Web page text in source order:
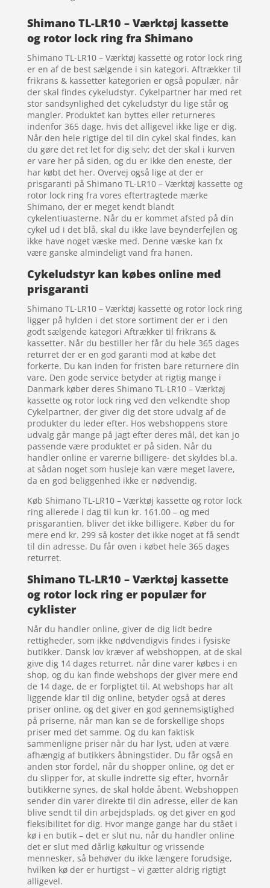
Shimano TL-LR10 – Værktøj kassette
og rotor lock ring fra Shimano
Shimano TL-LR10 – Værktøj kassette og rotor lock ring
er en af de best sælgende i sin kategori. Aftrækker til
frikrans & kassetter kategorien er også populær, når
der skal findes cykeludstyr. Cykelpartner har med ret
stor sandsynlighed det cykeludstyr du lige står og
mangler. Produktet kan byttes eller returneres
indenfor 365 dage, hvis det alligevel ikke lige er dig.
Når den hele rigtige del til din cykel skal findes, kan
du gøre det ret let for dig selv; det der skal i kurven
er vare her på siden, og du er ikke den eneste, der
har købt det her. Overvej også lige at der er
prisgaranti på Shimano TL-LR10 – Værktøj kassette og
rotor lock ring fra vores eftertragtede mærke
Shimano, der er meget kendt blandt
cykelentiuasterne. Når du er kommet afsted på din
cykel ud i det blå, skal du ikke lave beynderfejlen og
ikke have noget væske med. Denne væske kan fx
være ganske almindeligt vand fra hanen.
Cykeludstyr kan købes online med
prisgaranti
Shimano TL-LR10 – Værktøj kassette og rotor lock ring
ligger på hylden i det store sortiment der er i den
godt sælgende kategori Aftrækker til frikrans &
kassetter. Når du bestiller her får du hele 365 dages
returret der er en god garanti mod at købe det
forkerte. Du kan inden for fristen bare returnere din
vare. Den gode service betyder at rigtig mange i
Danmark køber deres Shimano TL-LR10 – Værktøj
kassette og rotor lock ring ved den velkendte shop
Cykelpartner, der giver dig det store udvalg af de
produkter du leder efter. Hos webshoppens store
udvalg går mange på jagt efter deres mål, det kan jo
passende være produktet er på siden. Når du
handler online er varerne billigere- det skyldes bl.a.
at sådan noget som husleje kan være meget lavere,
da en god beliggenhed ikke er nødvendig.
Køb Shimano TL-LR10 – Værktøj kassette og rotor lock
ring allerede i dag til kun kr. 161.00 – og med
prisgarantien, bliver det ikke billigere. Køber du for
mere end kr. 299 så koster det ikke noget at få sendt
til din adresse. Du får oven i købet hele 365 dages
returret.
Shimano TL-LR10 – Værktøj kassette
og rotor lock ring er populær for
cyklister
Når du handler online, giver de dig lidt bedre
rettigheder, som ikke nødvendigvis findes i fysiske
butikker. Dansk lov kræver af webshoppen, at de skal
give dig 14 dages returret. når dine varer købes i en
shop, og du kan finde webshops der giver mere end
de 14 dage, de er forpligtet til. At webshops har alt
liggende klar til dig online, betyder også at deres
priser online, og det giver en god gennemsigtighed
på priserne, når man kan se de forskellige shops
priser med det samme. Og du kan faktisk
sammenligne priser når du har lyst, uden at være
afhængig af butikkers åbningstider. Du får også en
anden stor fordel, når du shopper online, og det er
du slipper for, at skulle indrette sig efter, hvornår
butikkerne synes, de skal holde åbent. Webshoppen
sender din varer direkte til din adresse, eller de kan
blive sendt til din arbejdsplads, og det giver en god
fleksibilitet for dig. Hvor mange gange har du stået i
kø i en butik – det er slut nu, når du handler online
det er slut med dårlig køkultur og vrissende
mennesker, så behøver du ikke længere forudsige,
hvilken kø der er hurtigst – vi gætter aldrig rigtigt
alligevel.